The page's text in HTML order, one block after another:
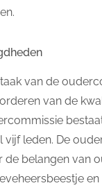
van de
van de
vijf leden. De
belangen van
en